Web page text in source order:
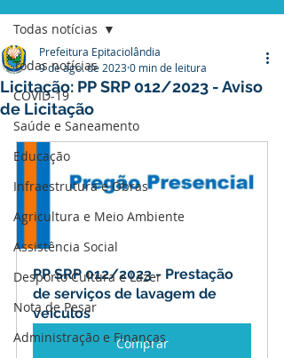
Todas notícias
COVID-19
Saúde e Saneamento
Educação
Infraestrutura e Obras
Agricultura e Meio Ambiente
Assistência Social
Desporto Cultura e Lazer
Nota de Pesar
Administração e Finanças
Todas notícias
Licitação: PP SRP 012/2023 - Aviso
de Licitação
Prefeitura Epitaciolândia
9 de ago. de 20230 min de leitura
PP SRP 012/2023 - Prestação
de serviços de lavagem de
veículos
Comprar